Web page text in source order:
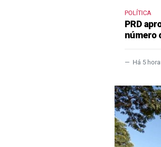
POLÍTICA
PRD
número
Há 5